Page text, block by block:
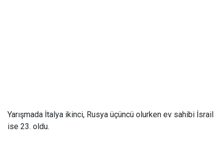
Yarışmada İtalya ikinci, Rusya üçüncü olurken ev sahibi İsrail
ise 23. oldu.